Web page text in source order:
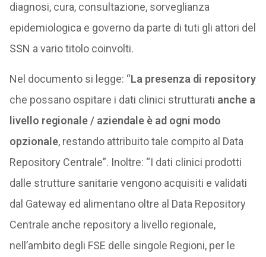
diagnosi, cura, consultazione, sorveglianza
epidemiologica e governo da parte di tuti gli attori del
SSN a vario titolo coinvolti.
Nel documento si legge: “La presenza di repository
che possano ospitare i dati clinici strutturati anche a
livello regionale / aziendale è ad ogni modo
opzionale, restando attribuito tale compito al Data
Repository Centrale”. Inoltre: “I dati clinici prodotti
dalle strutture sanitarie vengono acquisiti e validati
dal Gateway ed alimentano oltre al Data Repository
Centrale anche repository a livello regionale,
nell’ambito degli FSE delle singole Regioni, per le